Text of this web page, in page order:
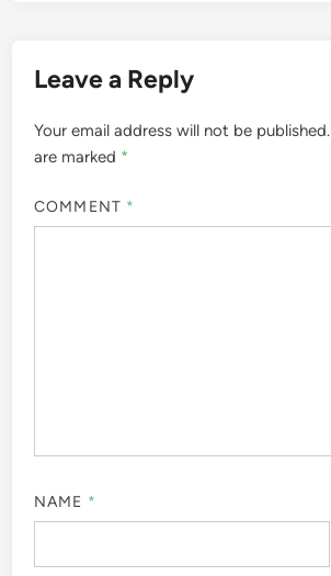
Leave a Reply
Your email address will not be published.
are marked *
COMMENT *
NAME *